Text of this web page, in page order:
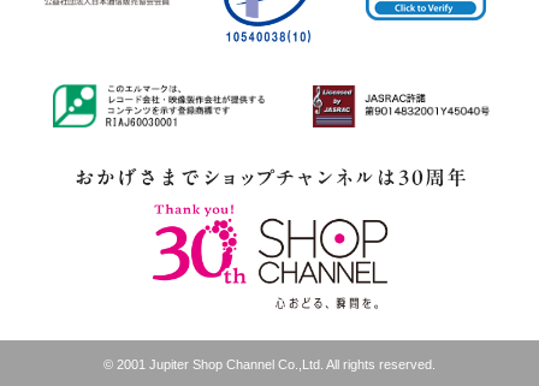
© 2001 Jupiter Shop Channel Co.,Ltd. All rights reserved.